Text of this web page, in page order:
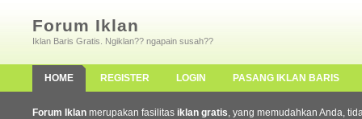
Forum Iklan
Iklan Baris Gratis. Ngiklan?? ngapain susah??
HOME REGISTER LOGIN PASANG IKLAN BARIS
Forum Iklan merupakan fasilitas iklan gratis, yang memudahkan Anda,